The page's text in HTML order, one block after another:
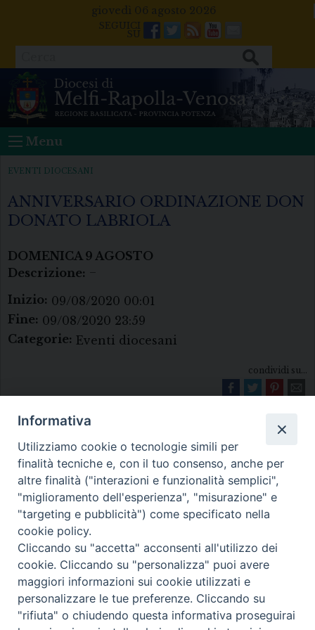
giovedì 06 agosto 2026
Facebook
Twitter
FeedsYoutube
Mail
Menu
EVENTI DIOCESANI
ANNIVERSARIO ORDINAZIONE DON
DONATO LABRIOLA
DOMENICA 9 AGOSTO
Descrizione: –
Inizio: 09/08/2020 00:01
Fine: 09/08/2020 23:59
Categorie: Eventi diocesani
condividi su...
Diocesi di Melfi Rapolla Venosa
• Largo Duomo, 12 - 85025 MELFI (PZ) •
Tel. 0972238604
PEC ufficiale della Diocesi:
diocesi.melfi_rapolla_venosa@legalmail.it
Informativa
Utilizziamo cookie o tecnologie simili per
finalità tecniche e, con il tuo consenso, anche per
altre finalità ("interazioni e funzionalità semplici",
"miglioramento dell'esperienza", "misurazione" e
"targeting e pubblicità") come specificato nella
cookie policy.
Cliccando su "accetta" acconsenti all'utilizzo dei
cookie. Cliccando su "personalizza" puoi avere
maggiori informazioni sui cookie utilizzati e
personalizzare le tue preferenze. Cliccando su
"rifiuta" o chiudendo questa informativa proseguirai